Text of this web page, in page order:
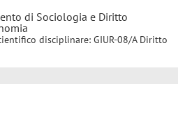
di Sociologia e Diritto
disciplinare: GIUR-08/A Diritto